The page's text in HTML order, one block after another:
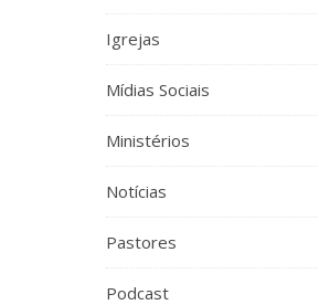
Igrejas
Mídias Sociais
Ministérios
Notícias
Pastores
Podcast